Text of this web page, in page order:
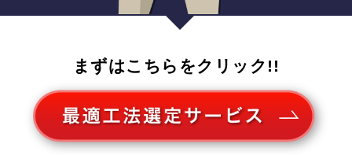
まずはこちらをクリック!!